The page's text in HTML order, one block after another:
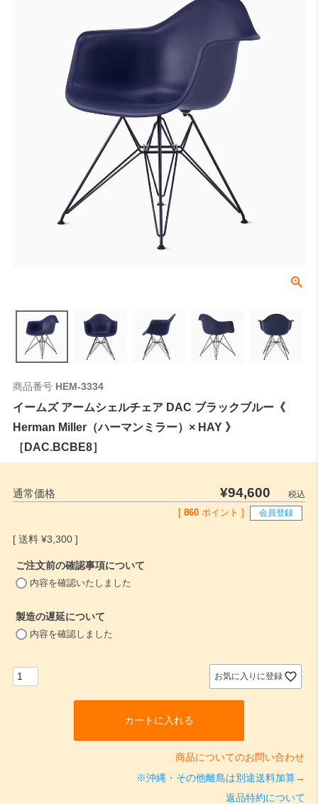
商品番号 HEM-3334
イームズ アームシェルチェア DAC ブラックブルー《
Herman Miller（ハーマンミラー）× HAY 》
［DAC.BCBE8］
通常価格 ¥94,600
税込
860 ポイント ] 会員登録
¥3,300
ご注文前の確認事項について
内容を確認いたしました
製造の遅延について
(
内容を確認しました
お気に入りに登録
カートに入れる
商品についてのお問い合わせ
※沖縄・その他離島は別途送料加算→
返品特約について